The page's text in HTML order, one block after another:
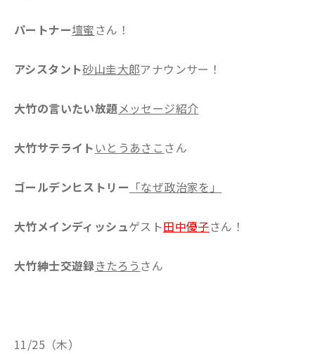
パートナー壇蜜さん！
アシスタント砂山圭大郎アナウンサー！
大竹の言いたい放題メッセージ紹介
大竹サテライト いとうあさこさん
ゴールデンヒストリー 「なぜ政治家を」
大竹メインディッシュゲスト田中優子さん！
大竹紳士交遊録きたろう さん
11/25（木）